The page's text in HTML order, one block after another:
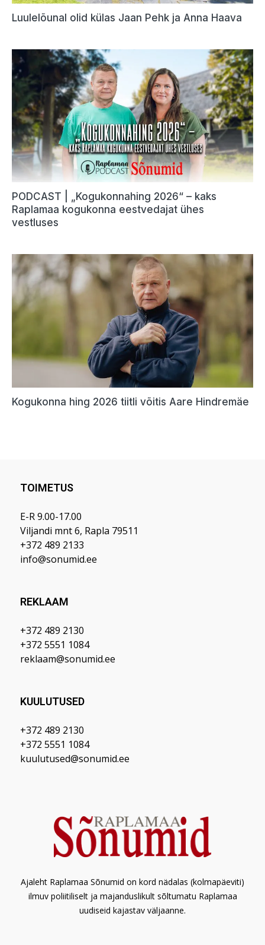
TOIMETUS
E-R 9.00-17.00
Viljandi mnt 6, Rapla 79511
+372 489 2133
info@sonumid.ee
REKLAAM
+372 489 2130
+372 5551 1084
reklaam@sonumid.ee
KUULUTUSED
+372 489 2130
+372 5551 1084
kuulutused@sonumid.ee
Ajaleht Raplamaa Sõnumid on kord nädalas (kolmapäeviti)
ilmuv poliitiliselt ja majanduslikult sõltumatu Raplamaa
uudiseid kajastav väljaanne.